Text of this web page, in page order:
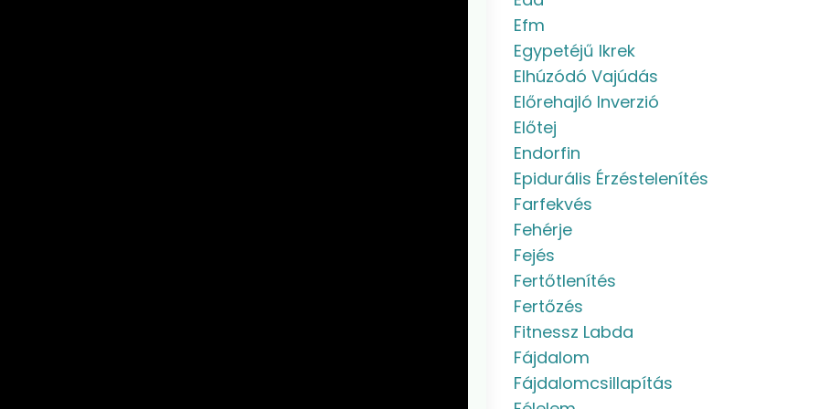
Efm
Egypetéjű Ikrek
Elhúzódó Vajúdás
Előrehajló Inverzió
Előtej
Endorfin
Epidurális Érzéstelenítés
Farfekvés
Fehérje
Fejés
Fertőtlenítés
Fertőzés
Fitnessz Labda
Fájdalom
Fájdalomcsillapítás